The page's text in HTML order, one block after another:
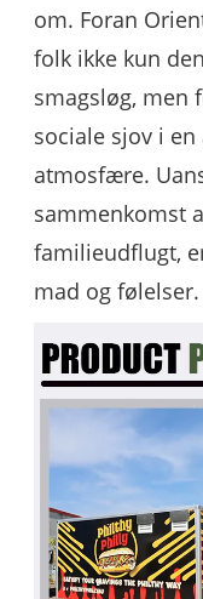
om. Foran
folk ikke kun
smagsløg, men
sociale sjov i
atmosfære.
sammenkomst
familieudflugt,
mad og følelser.